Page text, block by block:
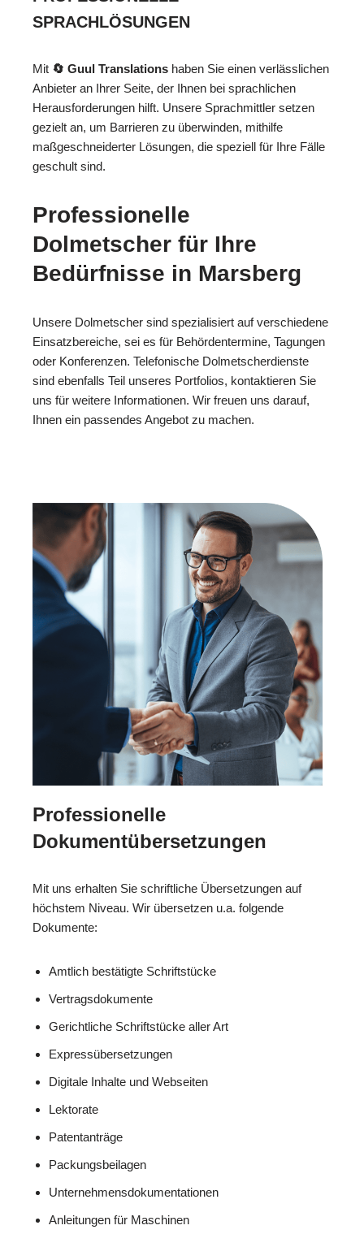
SPRACHLÖSUNGEN
Mit 🔄 Guul Translations haben Sie einen verlässlichen
Anbieter an Ihrer Seite, der Ihnen bei sprachlichen
Herausforderungen hilft. Unsere Sprachmittler setzen
gezielt an, um Barrieren zu überwinden, mithilfe
maßgeschneiderter Lösungen, die speziell für Ihre Fälle
geschult sind.
Professionelle
Dolmetscher für Ihre
Bedürfnisse in Marsberg
Unsere Dolmetscher sind spezialisiert auf verschiedene
Einsatzbereiche, sei es für Behördentermine, Tagungen
oder Konferenzen. Telefonische Dolmetscherdienste
sind ebenfalls Teil unseres Portfolios, kontaktieren Sie
uns für weitere Informationen. Wir freuen uns darauf,
Ihnen ein passendes Angebot zu machen.
Professionelle
Dokumentübersetzungen
Mit uns erhalten Sie schriftliche Übersetzungen auf
höchstem Niveau. Wir übersetzen u.a. folgende
Dokumente:
Amtlich bestätigte Schriftstücke
Vertragsdokumente
Gerichtliche Schriftstücke aller Art
Expressübersetzungen
Digitale Inhalte und Webseiten
Lektorate
Patentanträge
Packungsbeilagen
Unternehmensdokumentationen
Anleitungen für Maschinen